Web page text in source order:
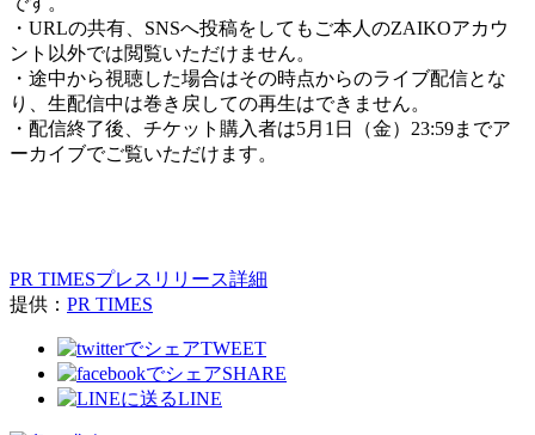
・URLの共有、SNSへ投稿をしてもご本人のZAIKOアカウ
ント以外では閲覧いただけません。
・途中から視聴した場合はその時点からのライブ配信とな
り、生配信中は巻き戻しての再生はできません。
・配信終了後、チケット購入者は5月1日（金）23:59までア
ーカイブでご覧いただけます。
PR TIMESプレスリリース詳細
提供： PR TIMES
TWEET
SHARE
LINE